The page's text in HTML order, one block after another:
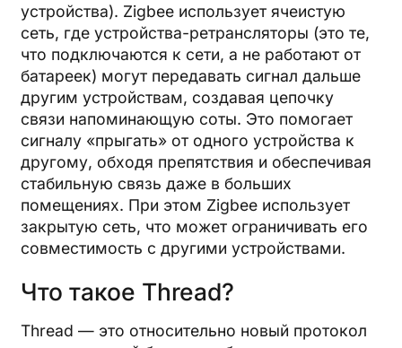
устройства). Zigbee использует ячеистую
сеть, где устройства-ретрансляторы (это те,
что подключаются к сети, а не работают от
батареек) могут передавать сигнал дальше
другим устройствам, создавая цепочку
связи напоминающую соты. Это помогает
сигналу «прыгать» от одного устройства к
другому, обходя препятствия и обеспечивая
стабильную связь даже в больших
помещениях. При этом Zigbee использует
закрытую сеть, что может ограничивать его
совместимость с другими устройствами.
Что такое Thread?
Thread — это относительно новый протокол